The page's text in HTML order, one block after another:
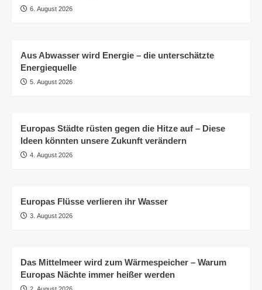
6. August 2026
Aus Abwasser wird Energie – die unterschätzte
Energiequelle
5. August 2026
Europas Städte rüsten gegen die Hitze auf – Diese
Ideen könnten unsere Zukunft verändern
4. August 2026
Europas Flüsse verlieren ihr Wasser
3. August 2026
Das Mittelmeer wird zum Wärmespeicher – Warum
Europas Nächte immer heißer werden